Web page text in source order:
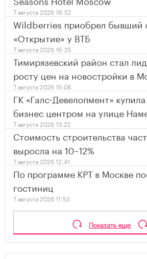
7 августа 2026 16:52
Wildberries приобрел бывший
«Открытие» у ВТБ
7 августа 2026 16:25
Тимирязевский район стал
росту цен на новостройки в
7 августа 2026 15:06
ГК «Галс-Девелопмент»
бизнес центром на улице
7 августа 2026 13:22
Стоимость строительства
выросла на 10–12%
7 августа 2026 12:41
По программе КРТ в Москве
гостиниц
7 августа 2026 11:53
Показать еще